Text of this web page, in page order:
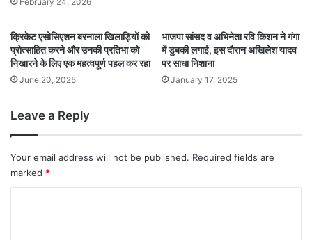
क्रिकेट एसोसिएशन बरनाला खिलाड़ियों को
प्रोत्साहित करने और उनकी प्रतिभा को
निखारने के लिए एक महत्वपूर्ण पहल कर रहा
June 20, 2025
भाजपा सांसद व अभिनेता रवि किशन ने गंगा
में डुबकी लगाई, इस दौरान अखिलेश यादव
पर साधा निशाना
January 17, 2025
Leave a Reply
Your email address will not be published. Required fields are
marked *